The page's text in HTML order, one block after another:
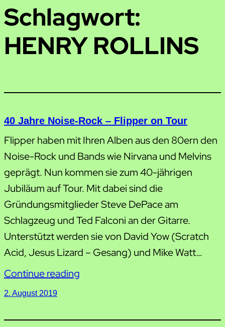
Schlagwort:
HENRY ROLLINS
40 Jahre Noise-Rock – Flipper on Tour
Flipper haben mit Ihren Alben aus den 80ern den
Noise-Rock und Bands wie Nirvana und Melvins
geprägt. Nun kommen sie zum 40-jährigen
Jubiläum auf Tour. Mit dabei sind die
Gründungsmitglieder Steve DePace am
Schlagzeug und Ted Falconi an der Gitarre.
Unterstützt werden sie von David Yow (Scratch
Acid, Jesus Lizard – Gesang) und Mike Watt…
Continue reading
2. August 2019